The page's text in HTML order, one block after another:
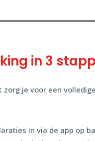
in 3
zorg je voor een
in via de app op